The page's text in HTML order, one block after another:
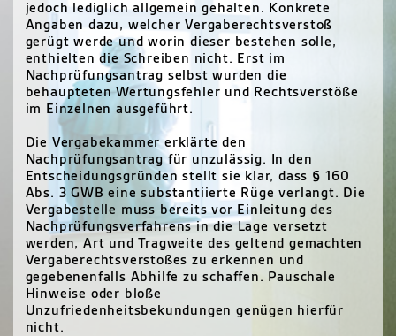
jedoch lediglich allgemein gehalten. Konkrete
Angaben dazu, welcher Vergaberechtsverstoß
gerügt werde und worin dieser bestehen solle,
enthielten die Schreiben nicht. Erst im
Nachprüfungsantrag selbst wurden die
behaupteten Wertungsfehler und Rechtsverstöße
im Einzelnen ausgeführt.
Die Vergabekammer erklärte den
Nachprüfungsantrag für unzulässig. In den
Entscheidungsgründen stellt sie klar, dass § 160
Abs. 3 GWB eine substantiierte Rüge verlangt. Die
Vergabestelle muss bereits vor Einleitung des
Nachprüfungsverfahrens in die Lage versetzt
werden, Art und Tragweite des geltend gemachten
Vergaberechtsverstoßes zu erkennen und
gegebenenfalls Abhilfe zu schaffen. Pauschale
Hinweise oder bloße
Unzufriedenheitsbekundungen genügen hierfür
nicht.